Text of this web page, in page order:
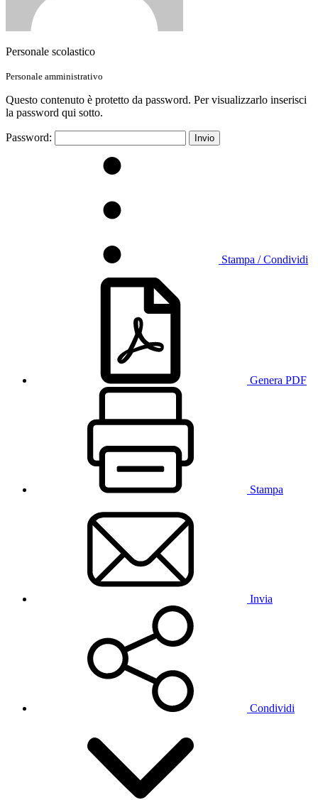
Personale scolastico
Personale amministrativo
Questo contenuto è protetto da password. Per visualizzarlo inserisci
la password qui sotto.
Password:
Stampa / Condividi
Genera PDF
Stampa
Invia
Condividi